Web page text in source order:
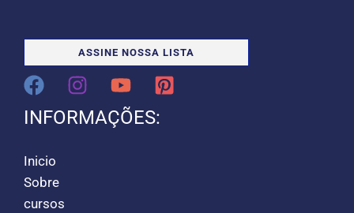
ASSINE NOSSA LISTA
INFORMAÇÕES:
Inicio
Sobre
cursos